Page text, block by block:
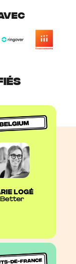
logé
Better